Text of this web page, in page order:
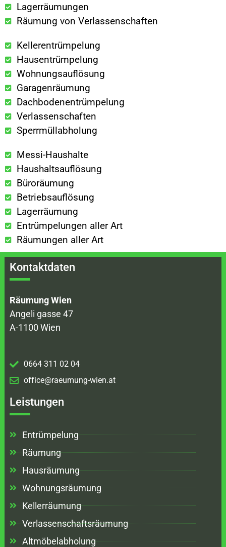
Lagerräumungen
Räumung von Verlassenschaften
Kellerentrümpelung
Hausentrümpelung
Wohnungsauflösung
Garagenräumung
Dachbodenentrümpelung
Verlassenschaften
Sperrmüllabholung
Messi-Haushalte
Haushaltsauflösung
Büroräumung
Betriebsauflösung
Lagerräumung
Entrümpelungen aller Art
Räumungen aller Art
Kontaktdaten
Räumung Wien
Angeli gasse 47
A-1100 Wien
0664 311 02 04
office@raeumung-wien.at
Leistungen
Entrümpelung
Räumung
Hausräumung
Wohnungsräumung
Kellerräumung
Verlassenschaftsräumung
Altmöbelabholung